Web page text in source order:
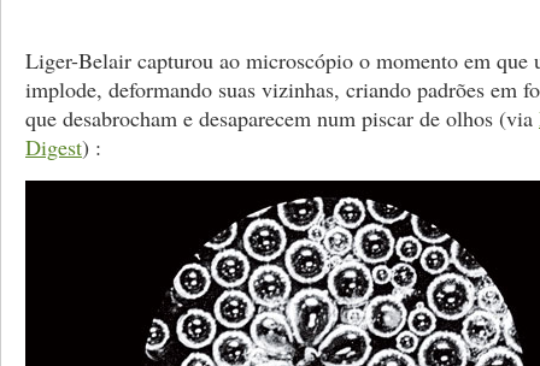
Liger-Belair capturou ao microscópio o momento em que
implode, deformando suas vizinhas, criando padrões em
que desabrocham e desaparecem num piscar de olhos (via
Digest) :